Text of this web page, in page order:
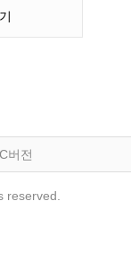
버전
reserved.